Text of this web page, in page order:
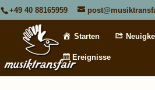
+49 40 88165959
Starten
Ereignisse